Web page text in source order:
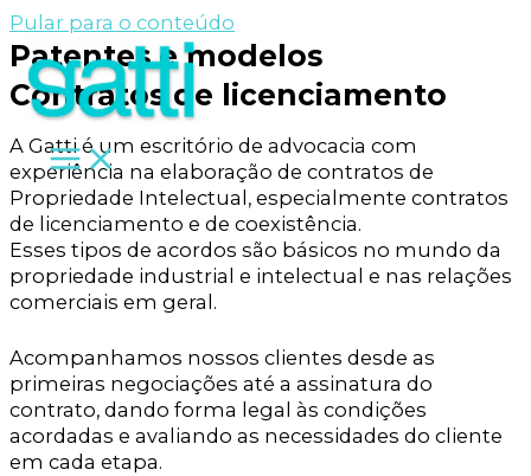
Pular para o conteúdo
Patentes e modelos
Contratos de licenciamento
A Gatti é um escritório de advocacia com
experiência na elaboração de contratos de
Propriedade Intelectual, especialmente contratos
de licenciamento e de coexistência.
Esses tipos de acordos são básicos no mundo da
propriedade industrial e intelectual e nas relações
comerciais em geral.
Acompanhamos nossos clientes desde as
primeiras negociações até a assinatura do
contrato, dando forma legal às condições
acordadas e avaliando as necessidades do cliente
em cada etapa.